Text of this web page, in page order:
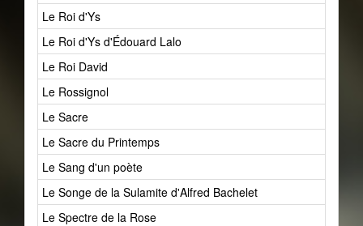
Le Roi d'Ys
Le Roi d'Ys d'Édouard Lalo
Le Roi David
Le Rossignol
Le Sacre
Le Sacre du Printemps
Le Sang d'un poète
Le Songe de la Sulamite d'Alfred Bachelet
Le Spectre de la Rose